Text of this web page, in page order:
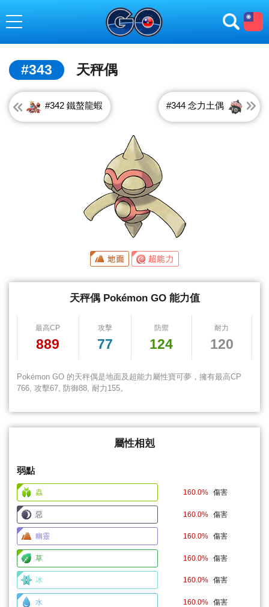
toggle navigation
#343 天秤偶
#342 鐵螯龍蝦 #344 念力土偶
天秤偶 Pokémon GO 能力值
最高CP
889
攻擊
77
防禦
124
耐力
120
Pokémon GO 的天秤偶是地面及超能力屬性寶可夢，擁有最高CP
766, 攻擊67, 防御88, 耐力155。
屬性相剋
弱點
蟲 160.0% 傷害
惡 160.0% 傷害
幽靈 160.0% 傷害
草 160.0% 傷害
冰 160.0% 傷害
水 160.0% 傷害